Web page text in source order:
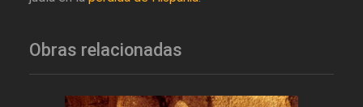
Obras relacionadas